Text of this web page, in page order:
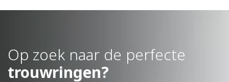
Op zoek naar de perfecte
trouwringen?